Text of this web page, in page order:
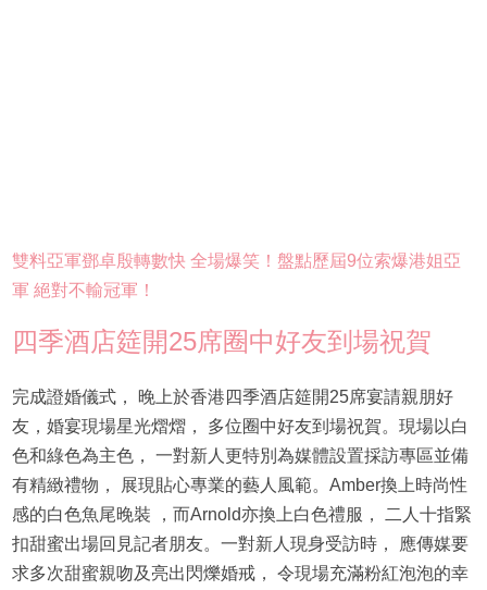
雙料亞軍鄧卓殷轉數快 全場爆笑！盤點歷屆9位索爆港姐亞
軍 絕對不輸冠軍！
四季酒店筵開25席圈中好友到場祝賀
完成證婚儀式， 晚上於香港四季酒店筵開25席宴請親朋好
友，婚宴現場星光熠熠， 多位圈中好友到場祝賀。現場以白
色和綠色為主色， 一對新人更特別為媒體設置採訪專區並備
有精緻禮物， 展現貼心專業的藝人風範。Amber換上時尚性
感的白色魚尾晚裝 ，而Arnold亦換上白色禮服， 二人十指緊
扣甜蜜出場回見記者朋友。一對新人現身受訪時， 應傳媒要
求多次甜蜜親吻及亮出閃爍婚戒， 令現場充滿粉紅泡泡的幸